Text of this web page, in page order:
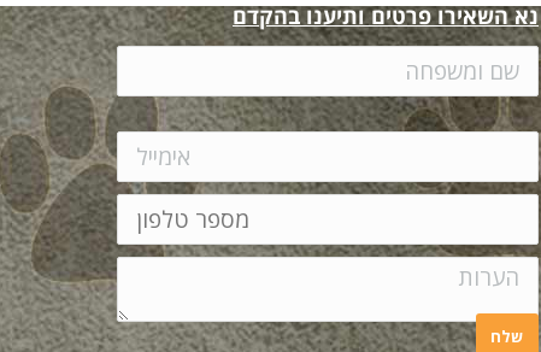
נא השאירו פרטים ותיענו בהקדם